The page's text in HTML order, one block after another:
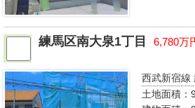
練馬区南大泉1丁目 6,780万
西武新宿
土地面積：